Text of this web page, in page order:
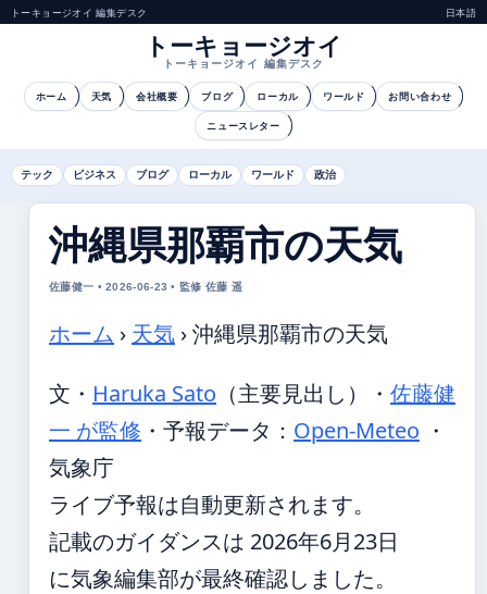
トーキョージオイ 編集デスク 日本語
トーキョージオイ
トーキョージオイ 編集デスク
ホーム 天気 会社概要 ブログ ローカル ワールド お問い合わせ
ニュースレター
テック ビジネス ブログ ローカル ワールド 政治
沖縄県那覇市の天気
佐藤健一 • 2026-06-23 • 監修 佐藤 遥
ホーム › 天気 ›沖縄県那覇市の天気
文・ Haruka Sato （主要見出し） ・ 佐藤健
一 が監修 ・ 予報データ： Open-Meteo ・
気象庁
ライブ予報は自動更新されます。
記載のガイダンスは 2026年6月23日
に気象編集部が最終確認しました。